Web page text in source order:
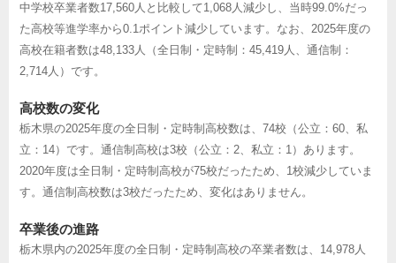
中学校卒業者数17,560人と比較して1,068人減少し、当時99.0%だっ
た高校等進学率から0.1ポイント減少しています。なお、2025年度の
高校在籍者数は48,133人（全日制・定時制：45,419人、通信制：
2,714人）です。
高校数の変化
栃木県の2025年度の全日制・定時制高校数は、74校（公立：60、私
立：14）です。通信制高校は3校（公立：2、私立：1）あります。
2020年度は全日制・定時制高校が75校だったため、1校減少していま
す。通信制高校数は3校だったため、変化はありません。
卒業後の進路
栃木県内の2025年度の全日制・定時制高校の卒業者数は、14,978人